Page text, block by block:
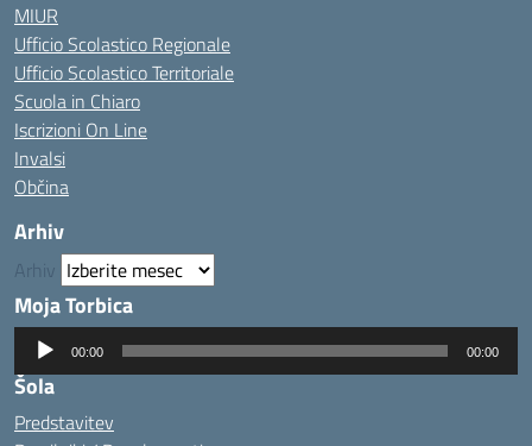
MIUR
Ufficio Scolastico Regionale
Ufficio Scolastico Territoriale
Scuola in Chiaro
Iscrizioni On Line
Invalsi
Občina
Arhiv
Arhiv
Moja Torbica
Predvajalnik
zvoka
00:00 00:00
Šola
Predstavitev